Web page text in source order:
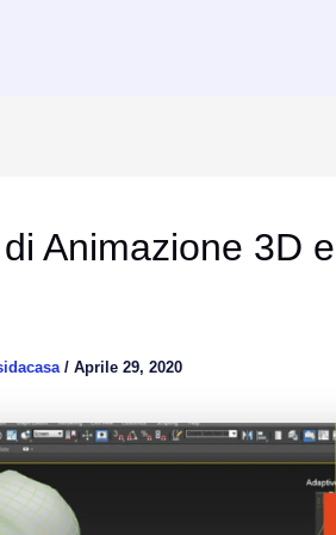
Animazione 3D
/ Aprile 29, 2020